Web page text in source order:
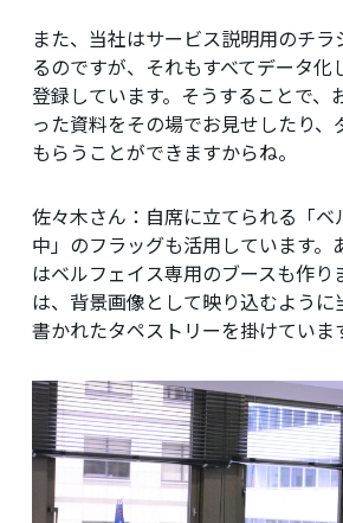
また、当社はサービス説明用のチ
るのですが、それもすべてデータ化
登録しています。そうすることで、
った資料をその場でお見せしたり、
もらうことができますからね。
佐々木さん： 自席に立てられる「ベ
中」のフラッグも活用しています。
はベルフェイス専用のブースも作り
は、背景画像として映り込むように
書かれたタペストリーを掛けていま